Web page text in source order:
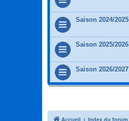
Saison 2024/2025
Saison 2025/2026
Saison 2026/2027
Accueil Index du forum